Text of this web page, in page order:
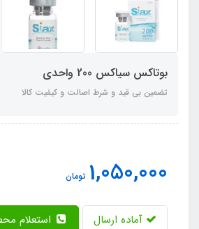
بوتاکس سیاکس 200 واحدی
تضمین بی قید و شرط اصالت و کیفیت کالا
1,050,000 تومان
آماده ارسال